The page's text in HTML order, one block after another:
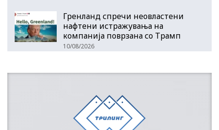
Гренланд спречи неовластени
нафтени истражувања на
компанија поврзана со Трамп
10/08/2026